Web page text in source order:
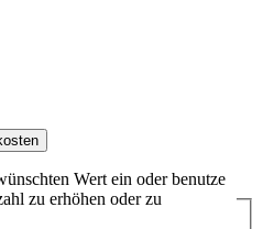
Wert ein oder benutze
zu erhöhen oder zu